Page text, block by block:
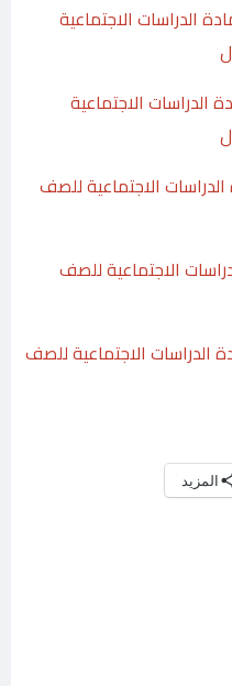
الدراسات الاجتماعية
الاجتماعية
الاجتماعية للصف
الاجتماعية للصف
الاجتماعية للصف
المزيد